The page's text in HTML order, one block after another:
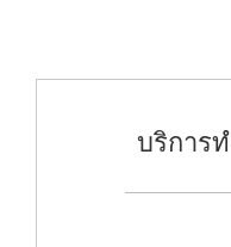
บริการ